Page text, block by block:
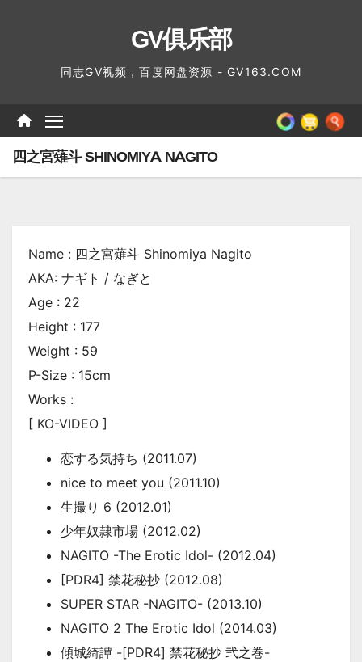
GV俱乐部
同志GV视频，百度网盘资源 - GV163.COM
四之宮薙斗 SHINOMIYA NAGITO
Name : 四之宮薙斗 Shinomiya Nagito
AKA: ナギト / なぎと
Age : 22
Height : 177
Weight : 59
P-Size : 15cm
Works :
[ KO-VIDEO ]
恋する気持ち (2011.07)
nice to meet you (2011.10)
生撮り 6 (2012.01)
少年奴隷市場 (2012.02)
NAGITO -The Erotic Idol- (2012.04)
[PDR4] 禁花秘抄 (2012.08)
SUPER STAR -NAGITO- (2013.10)
NAGITO 2 The Erotic Idol (2014.03)
傾城綺譚 -[PDR4] 禁花秘抄 弐之巻-